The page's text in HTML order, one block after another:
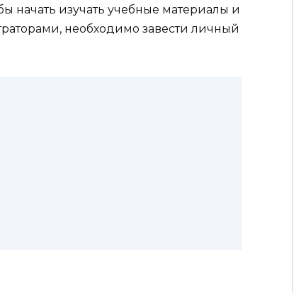
начать изучать учебные материалы и
необходимо завести личный